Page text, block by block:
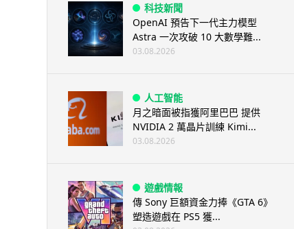
科技新聞
OpenAI 預告下一代主力模型
Astra 一次攻破 10 大數學難...
03.08.2026
人工智能
月之暗面被指獲阿里巴巴 提供
NVIDIA 2 萬晶片訓練 Kimi...
03.08.2026
遊戲情報
傳 Sony 巨額資金力捧《GTA 6》
塑造遊戲在 PS5 獲...